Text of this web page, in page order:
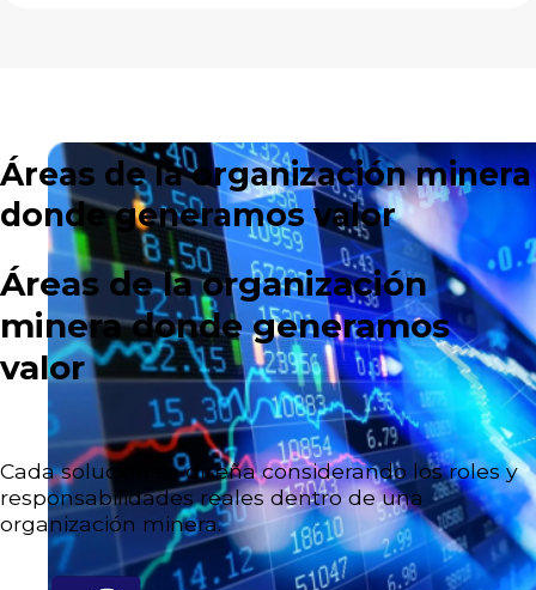
Áreas de la organización minera
donde generamos valor
Áreas de la organización
minera donde generamos
valor
Cada solución se diseña considerando los roles y
responsabilidades reales dentro de una
organización minera.